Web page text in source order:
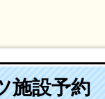
施設予約